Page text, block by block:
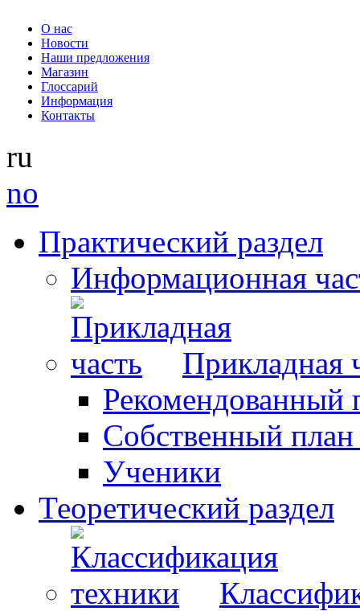
О нас
Новости
Наши предложения
Магазин
Глоссарий
Информация
Контакты
ru
no
Практический раздел
Информационная
Прикладная
Рекомендованный
Собственный
Ученики
Теоретический раздел